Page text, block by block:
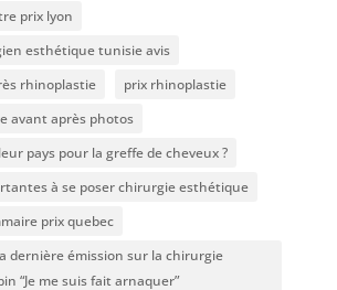
prix lyon
esthétique tunisie avis
rhinoplastie
prix rhinoplastie
avant après photos
pays pour la greffe de cheveux ?
à se poser chirurgie esthétique
prix quebec
dernière émission sur la chirurgie
“Je me suis fait arnaquer”